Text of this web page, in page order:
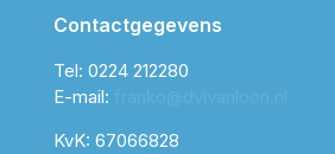
Contactgegevens
Tel: 0224 212280
E-mail:
KvK: 67066828